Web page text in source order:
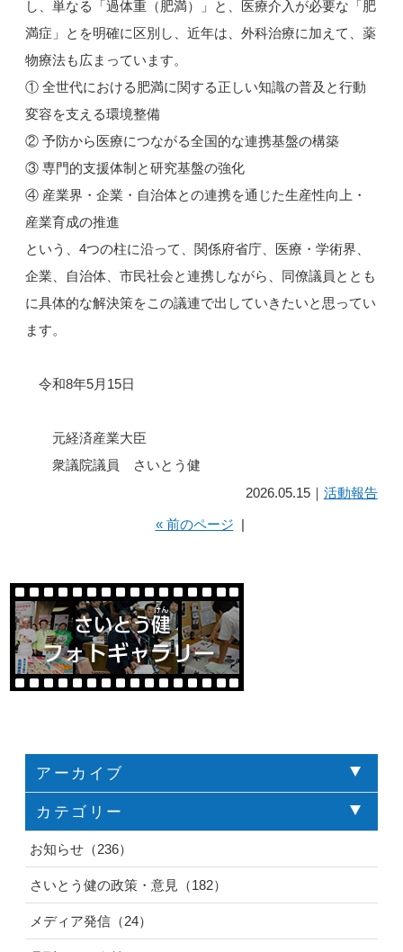
し、単なる「過体重（肥満）」と、医療介入が必要な「肥
満症」とを明確に区別し、近年は、外科治療に加えて、薬
物療法も広まっています。
① 全世代における肥満に関する正しい知識の普及と行動
変容を支える環境整備
② 予防から医療につながる全国的な連携基盤の構築
③ 専門的支援体制と研究基盤の強化
④ 産業界・企業・自治体との連携を通じた生産性向上・
産業育成の推進
という、4つの柱に沿って、関係府省庁、医療・学術界、
企業、自治体、市民社会と連携しながら、同僚議員ととも
に具体的な解決策をこの議連で出していきたいと思ってい
ます。
令和8年5月15日
元経済産業大臣
衆議院議員 さいとう健
2026.05.15｜ 活動報告
« 前のページ |
アーカイブ
カテゴリー
お知らせ（236）
さいとう健の政策・意見（182）
メディア発信（24）